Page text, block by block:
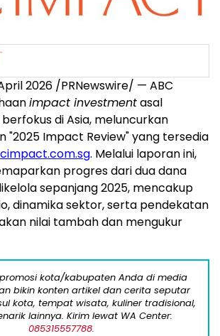
April 2026 /PRNewswire/ — ABC
impact investmentasal
di Asia, meluncurkan
"2025 Impact Review" yang tersedia
. Melalui laporan ini,
progres dari dua dana
sepanjang 2025, mencakup
dinamika sektor, serta pendekatan
nilai tambah dan mengukur
kota/kabupaten Anda di media
bikin konten artikel dan cerita seputar
kota, tempat wisata, kuliner tradisional,
lainnya. Kirim lewat WA Center:
085315557788.